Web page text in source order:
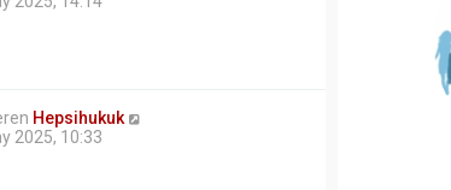
Hepsihukuk
2025, 10:33